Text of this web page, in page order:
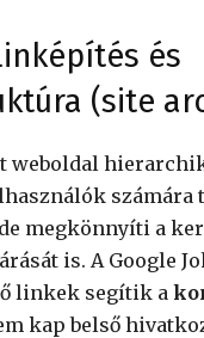
és
(site
weboldal
számára
megkönnyíti a
is. A Google
linkek segítik a
kap belső